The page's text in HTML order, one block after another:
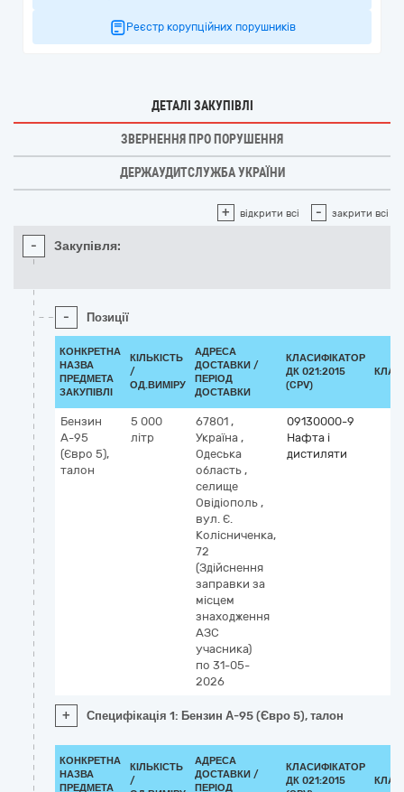
Реєстр корупційних порушників
ДЕТАЛІ ЗАКУПІВЛІ
ЗВЕРНЕННЯ ПРО ПОРУШЕННЯ
ДЕРЖАУДИТСЛУЖБА УКРАЇНИ
+ відкрити всі - закрити всі
- Закупівля:
- Позиції
КОНКРЕТНА
НАЗВА
ПРЕДМЕТА
ЗАКУПІВЛІ
КІЛЬКІСТЬ
/
ОД.ВИМІРУ
АДРЕСА
ДОСТАВКИ /
ПЕРІОД
ДОСТАВКИ
КЛАСИФІКАТОР
ДК 021:2015
(CPV)
Бензин
А-95
(Євро 5),
талон
5 000
літр
67801 ,
Україна ,
Одеська
область ,
селище
Овідіополь ,
вул. Є.
Колісниченка,
72
(Здійснення
заправки за
місцем
знаходження
АЗС
учасника)
по 31-05-
2026
09130000-9
Нафта і
дистиляти
+ Специфікація 1: Бензин А-95 (Євро 5), талон
КОНКРЕТНА
НАЗВА
ПРЕДМЕТА
КІЛЬКІСТЬ
/
АДРЕСА
ДОСТАВКИ /
ПЕРІОД
КЛАСИФІКАТОР
ДК 021:2015